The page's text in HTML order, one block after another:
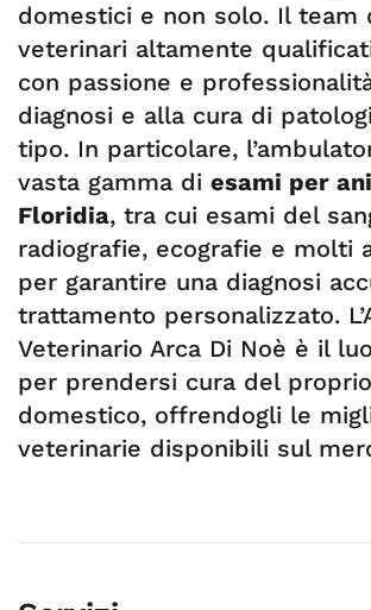
domestici e non solo. Il team
veterinari altamente
con passione e
diagnosi e alla cura di
tipo. In particolare,
vasta gamma di esami per
Floridia, tra cui esami del
radiografie, ecografie e molti
per garantire una diagnosi
trattamento personalizzato.
Veterinario Arca Di Noè è il
per prendersi cura del
domestico, offrendogli le
veterinarie disponibili sul